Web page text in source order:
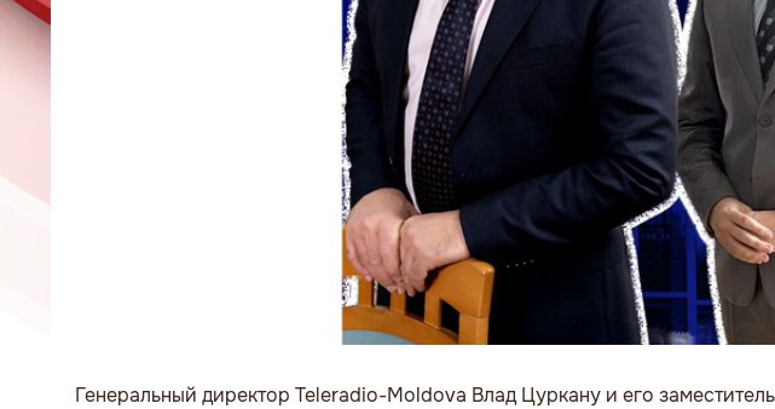
Генеральный директор Teleradio-Moldova Влад Цуркану и его